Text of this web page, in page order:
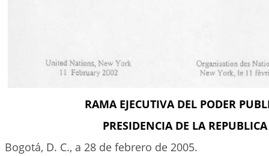
RAMA EJECUTIVA DEL PODER
PRESIDENCIA DE LA REPUBLICA
Bogotá, D. C., a 28 de febrero de 2005.